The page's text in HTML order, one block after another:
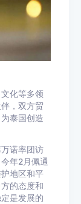
化等多领
，双方贸
泰国创造
诺率团访
年2月佩通
地区和平
的态度和
是发展的